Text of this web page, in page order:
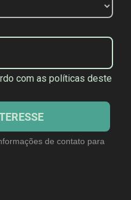
com as políticas deste
de contato para